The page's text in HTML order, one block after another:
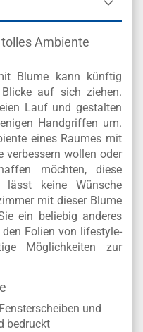
Ambiente
Blume kann künftig
auf sich ziehen.
Lauf und gestalten
Handgriffen um.
eines Raumes mit
verbessern wollen oder
möchten, diese
lässt keine Wünsche
mit dieser Blume
ein beliebig anderes
Folien von lifestyle-
Möglichkeiten zur
und
bedruckt